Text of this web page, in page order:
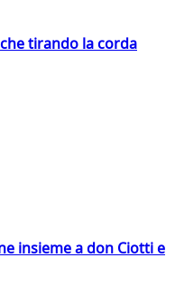
tirando la corda
insieme a don Ciotti e